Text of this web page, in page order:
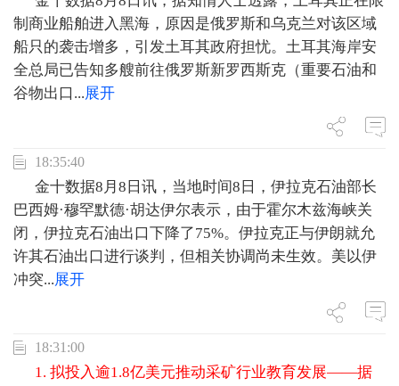
制商业船舶进入黑海，原因是俄罗斯和乌克兰对该区域
船只的袭击增多，引发土耳其政府担忧。土耳其海岸安
全总局已告知多艘前往俄罗斯新罗西斯克（重要石油和
谷物出口 ...展开
18:35:40
金十数据8月8日讯，当地时间8日，伊拉克石油部长
巴西姆·穆罕默德·胡达伊尔表示，由于霍尔木兹海峡关
闭，伊拉克石油出口下降了75%。伊拉克正与伊朗就允
许其石油出口进行谈判，但相关协调尚未生效。美以伊
冲突...展开
18:31:00
1. 拟投入逾1.8亿美元推动采矿行业教育发展——据